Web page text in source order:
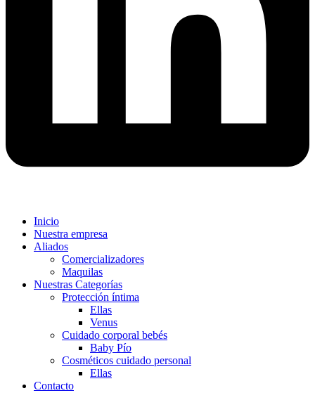
Inicio
Nuestra empresa
Aliados
Comercializadores
Maquilas
Nuestras Categorías
Protección íntima
Ellas
Venus
Cuidado corporal bebés
Baby Pío
Cosméticos cuidado personal
Ellas
Contacto